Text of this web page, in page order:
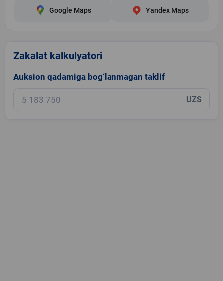
Google Maps Yandex Maps
Zakalat kalkulyatori
Auksion qadamiga bog‘lanmagan taklif
UZS